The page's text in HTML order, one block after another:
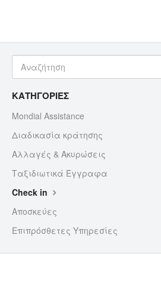
Eπικοινωνία
ΚΑΤΗΓΟΡΙΕΣ
Mondial Assistance
Διαδικασία κράτησης
Αλλαγές & Ακυρώσεις
Ταξιδιωτικά Έγγραφα
Check in
Αποσκεύες
Επιπρόσθετες Υπηρεσίες